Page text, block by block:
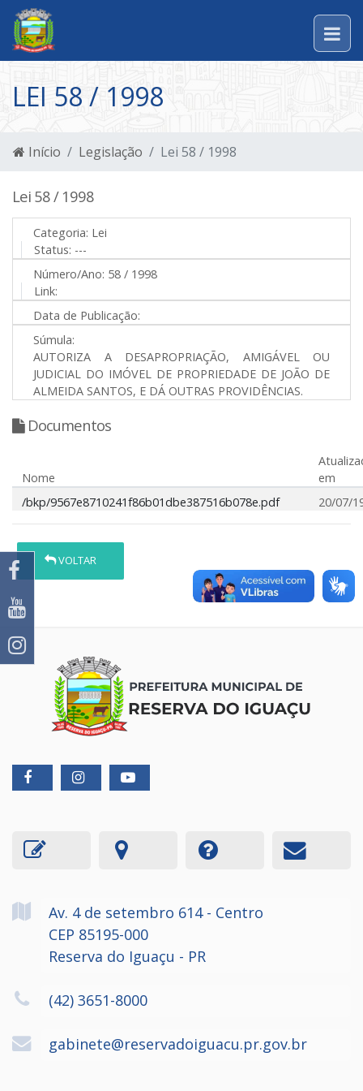
LEI 58 / 1998
Início Legislação Lei 58 / 1998
Lei 58 / 1998
Categoria: Lei
Status: ---
Número/Ano: 58 / 1998
Link:
Data de Publicação:
Súmula:
AUTORIZA A DESAPROPRIAÇÃO, AMIGÁVEL OU
JUDICIAL DO IMÓVEL DE PROPRIEDADE DE JOÃO DE
ALMEIDA SANTOS, E DÁ OUTRAS PROVIDÊNCIAS.
Documentos
Nome
em
/bkp/9567e8710241f86b01dbe387516b078e.pdf
20/07/
VOLTAR
Av. 4 de setembro 614 - Centro
CEP 85195-000
Reserva do Iguaçu - PR
(42) 3651-8000
gabinete@reservadoiguacu.pr.gov.br